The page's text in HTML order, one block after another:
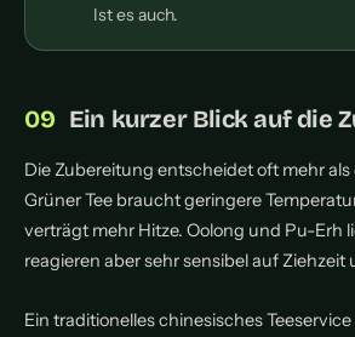
Ist es auch.
Ein kurzer Blick auf die
Die Zubereitung entscheidet oft mehr als
Grüner Tee braucht geringere
verträgt mehr Hitze. Oolong und Pu-Erh
reagieren aber sehr sensibel auf Ziehzeit
Ein traditionelles chinesisches